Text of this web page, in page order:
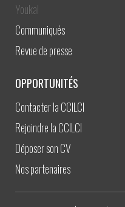
Youkal
Communiqués
Revue de presse
OPPORTUNITÉS
Contacter la CCILCI
Rejoindre la CCILCI
Déposer son CV
Nos partenaires